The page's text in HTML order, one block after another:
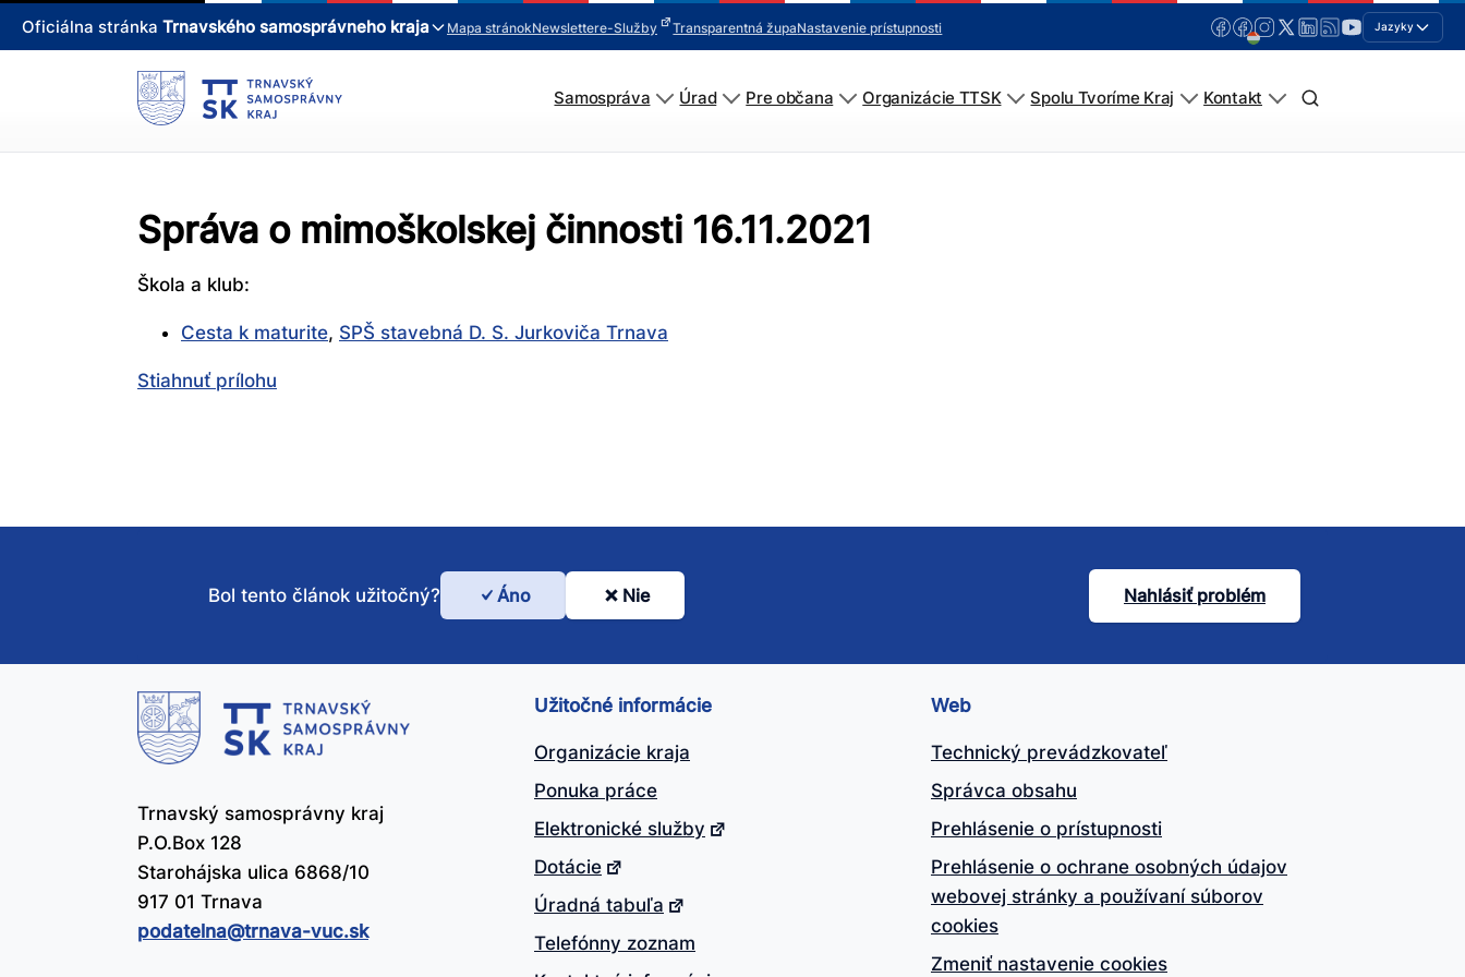
Oficiálna stránka Trnavského samosprávneho kraja Mapa stránokNewslettere-Služby Transparentná župaNastavenie prístupnosti Jazyky
Samospráva Úrad Pre občana Organizácie TTSK Spolu Tvoríme Kraj Kontakt
Správa o mimoškolskej činnosti 16.11.2021
Škola a klub:
Cesta k maturite, SPŠ stavebná D. S. Jurkoviča Trnava
Stiahnuť prílohu
Bol
tento
článok
užitočný?
Bol tento článok užitočný? Áno Nie Nahlásiť problém
Trnavský samosprávny kraj
P.O.Box 128
Starohájska ulica 6868/10
917 01 Trnava
podatelna@​trnava-vuc.sk
Užitočné informácie
Organizácie kraja
Ponuka práce
Elektronické služby
Dotácie
Úradná tabuľa
Telefónny zoznam
Web
Technický prevádzkovateľ
Správca obsahu
Prehlásenie o prístupnosti
Prehlásenie o ochrane osobných údajov
webovej stránky a používaní súborov
cookies
Zmeniť nastavenie cookies